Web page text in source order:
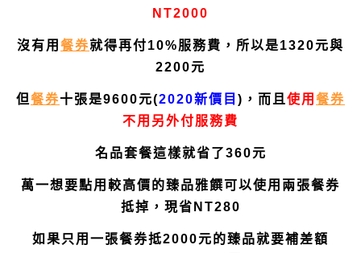
NT2000
沒有用 餐券就得再付10%服務費，所以是1320元與
2200元
但餐券十張是9600元(2020新價目 )，而且 使用 餐券
不用另外付服務費
名品套餐這樣就省了360元
萬一想要點用較高價的臻品雅饌可以使用兩張餐券
抵掉，現省NT280
如果只用一張餐券抵2000元的臻品就要補差額